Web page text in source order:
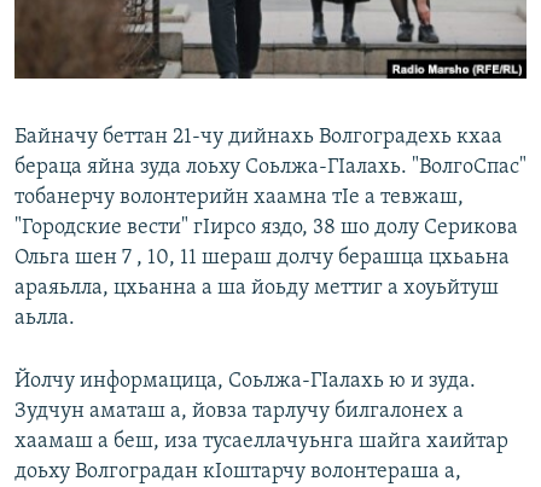
Байначу беттан 21-чу дийнахь Волгоградехь кхаа
бераца яйна зуда лоьху Соьлжа-ГIалахь. "ВолгоСпас"
тобанерчу волонтерийн хаамна тIе а тевжаш,
"Городские вести" гIирсо яздо, 38 шо долу Серикова
Ольга шен 7 , 10, 11 шераш долчу берашца цхьаьна
араяьлла, цхьанна а ша йоьду меттиг а хоуьйтуш
аьлла.
Йолчу информацица, Соьлжа-ГIалахь ю и зуда.
Зудчун аматаш а, йовза тарлучу билгалонех а
хаамаш а беш, иза тусаеллачуьнга шайга хаийтар
доьху Волгоградан кIоштарчу волонтераша а,